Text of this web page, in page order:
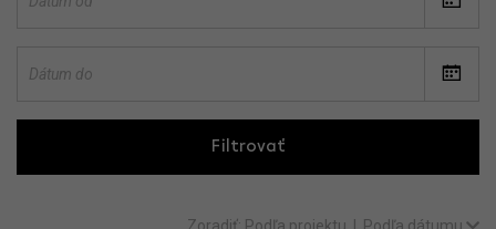
Filtrovať